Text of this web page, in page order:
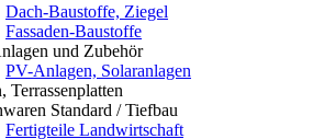
Dach-Baustoffe, Ziegel
Fassaden-Baustoffe
und Zubehör
PV-Anlagen, Solaranlagen
Terrassenplatten
Standard / Tiefbau
Fertigteile Landwirtschaft